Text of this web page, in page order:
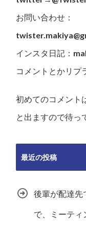
お問い合わせ：
インスタ日記：
コメントとかリプ
初めてのコメント
と出ますので待っ
最近の投稿
後輩が配達先
で、ミーティ